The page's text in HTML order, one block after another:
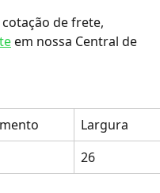
de frete,
em nossa Central de
Largura
26